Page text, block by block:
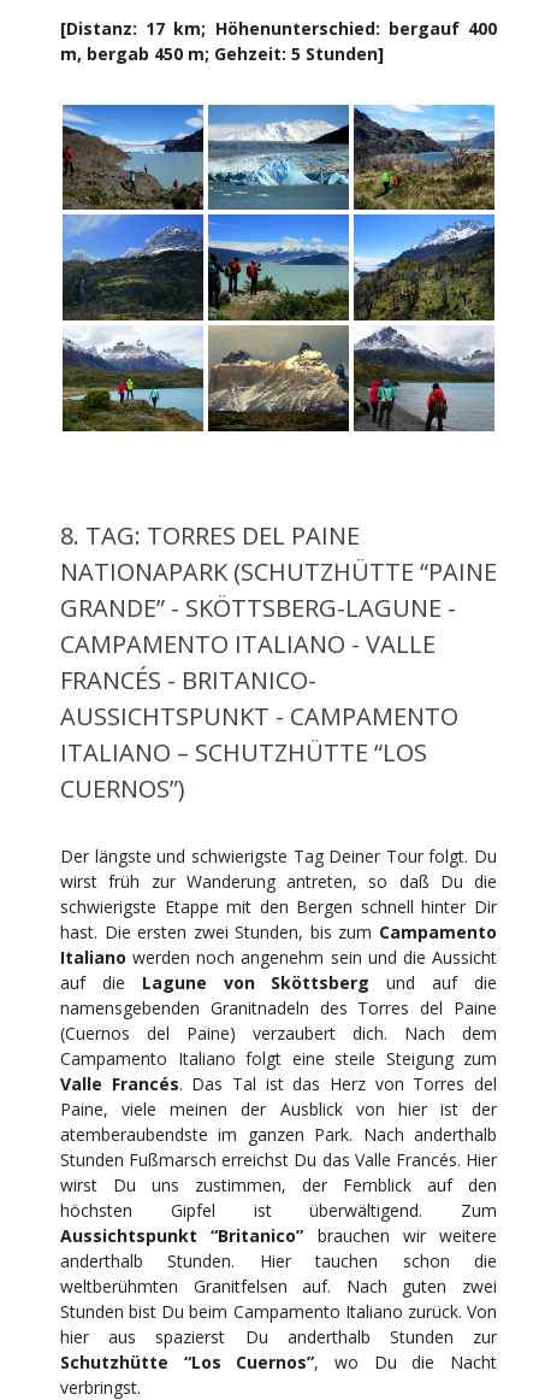
[Distanz: 17 km; Höhenunterschied: bergauf 400
m, bergab 450 m; Gehzeit: 5 Stunden]
8. TAG: TORRES DEL PAINE
NATIONAPARK (SCHUTZHÜTTE “PAINE
GRANDE” - SKÖTTSBERG-LAGUNE -
CAMPAMENTO ITALIANO - VALLE
FRANCÉS - BRITANICO-
AUSSICHTSPUNKT - CAMPAMENTO
ITALIANO – SCHUTZHÜTTE “LOS
CUERNOS”)
Der längste und schwierigste Tag Deiner Tour folgt. Du
wirst früh zur Wanderung antreten, so daß Du die
schwierigste Etappe mit den Bergen schnell hinter Dir
hast. Die ersten zwei Stunden, bis zum Campamento
Italiano werden noch angenehm sein und die Aussicht
auf die Lagune von Sköttsberg und auf die
namensgebenden Granitnadeln des Torres del Paine
(Cuernos del Paine) verzaubert dich. Nach dem
Campamento Italiano folgt eine steile Steigung zum
Valle Francés. Das Tal ist das Herz von Torres del
Paine, viele meinen der Ausblick von hier ist der
atemberaubendste im ganzen Park. Nach anderthalb
Stunden Fußmarsch erreichst Du das Valle Francés. Hier
wirst Du uns zustimmen, der Fernblick auf den
höchsten Gipfel ist überwältigend. Zum
Aussichtspunkt “Britanico” brauchen wir weitere
anderthalb Stunden. Hier tauchen schon die
weltberühmten Granitfelsen auf. Nach guten zwei
Stunden bist Du beim Campamento Italiano zurück. Von
hier aus spazierst Du anderthalb Stunden zur
Schutzhütte “Los Cuernos”, wo Du die Nacht
verbringst.